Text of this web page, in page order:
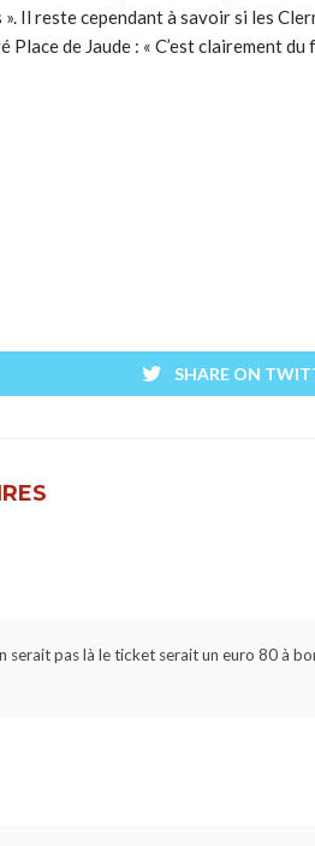
». Il reste cependant à savoir si les
de Jaude : « C’est clairement
SHARE ON
pas là le ticket serait un euro 80 à